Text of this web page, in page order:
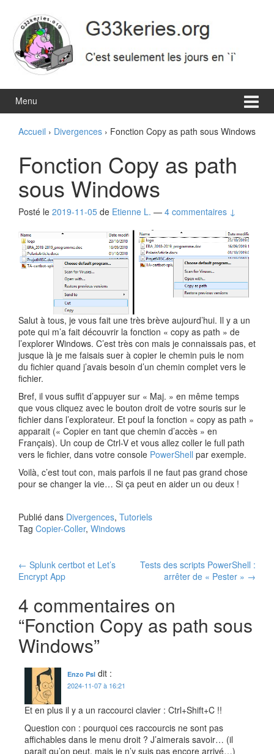
contenu
menu
principal
Menu
Accueil › Divergences › Fonction Copy as path sous Windows
Fonction Copy as path
sous Windows
Posté le 2019-11-05 de Etienne L. — 4 commentaires ↓
Salut à tous, je vous fait une très brève aujourd’hui. Il y a un
pote qui m’a fait découvrir la fonction « copy as path » de
l’explorer Windows. C’est très con mais je connaissais pas, et
jusque là je me faisais suer à copier le chemin puis le nom
du fichier quand j’avais besoin d’un chemin complet vers le
fichier.
Bref, il vous suffit d’appuyer sur « Maj. » en même temps
que vous cliquez avec le bouton droit de votre souris sur le
fichier dans l’explorateur. Et pouf la fonction « copy as path »
apparait (« Copier en tant que chemin d’accès » en
Français). Un coup de Ctrl-V et vous allez coller le full path
vers le fichier, dans votre console PowerShell par exemple.
Voilà, c’est tout con, mais parfois il ne faut pas grand chose
pour se changer la vie… Si ça peut en aider un ou deux !
Publié dans Divergences, Tutoriels
Tag Copier-Coller, Windows
Navigation
des
articles
← Splunk certbot et Let’s
Encrypt App
Tests des scripts PowerShell :
arrêter de « Pester » →
4 commentaires on
“Fonction Copy as path sous
Windows”
Enzo Psl dit :
2024-11-07 à 16:21
Et en plus il y a un raccourci clavier : Ctrl+Shift+C !!
Question con : pourquoi ces raccourcis ne sont pas
affichables dans le menu droit ? J’aimerais savoir… (il
parait qu’on peut, mais je n’y suis pas encore arrivé…)